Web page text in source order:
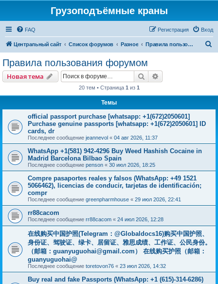
Грузоподъёмные краны
FAQ Вход
Регистрация
Центральный сайт Список форумов Разное Правила пользования форумом
Правила пользования форумом
Новая тема Поиск
20 тем • Страница 1 из 1
Темы
official passport purchase [whatsapp: +1(672)2050601]
Purchase genuine passports [whatsapp: +1(672)2050601] ID
cards, dr
Последнее сообщение jeannevol « 04 авг 2026, 11:37
WhatsApp +1(581) 942-4296 Buy Weed Hashish Cocaine in
Madrid Barcelona Bilbao Spain
Последнее сообщение penson « 30 июл 2026, 18:25
Compre pasaportes reales y falsos (WhatsApp: +49 1521
5066462), licencias de conducir, tarjetas de identificación;
compr
Последнее сообщение greenpharmhouse « 29 июл 2026, 22:41
rr88cacom
Последнее сообщение rr88cacom « 24 июл 2026, 12:28
在线购买中国护照(Telegram：@Globaldocs16)购买中国护照、
身份证、驾驶证、绿卡、居留证、雅思成绩、工作证、公民身份。
（邮箱： guanyuguohai@gmail.com ） 在线购买护照（邮箱：
guanyuguohai@
Последнее сообщение toretovon76 « 23 июл 2026, 14:32
Buy real and fake Passports (WhatsApp: +1 (615)-314-6286)